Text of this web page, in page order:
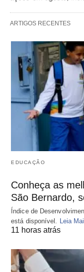
ARTIGOS RECENTES
EDUCAÇÃO
Conheça as
São Bernardo,
Índice de
está disponível.
Leia
11 horas atrás